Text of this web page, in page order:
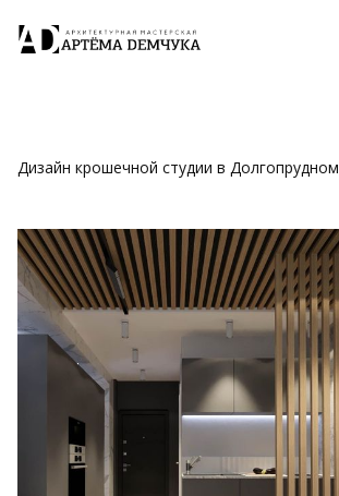
Дизайн крошечной студии в Долгопрудном